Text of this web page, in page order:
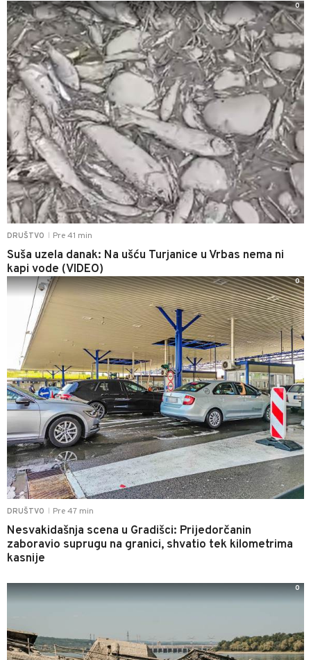
DRUŠTVO Pre 41 min
Suša uzela danak: Na ušću Turjanice u Vrbas nema ni
kapi vode (VIDEO)
0
DRUŠTVO Pre 47 min
Nesvakidašnja scena u Gradišci: Prijedorčanin
zaboravio suprugu na granici, shvatio tek kilometrima
kasnije
0
0